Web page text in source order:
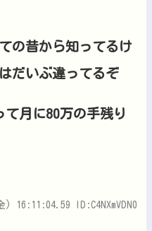
の昔から知ってるけ
だいぶ違ってるぞ
月に80万の手残り
) 16:11:04.59 ID:C4NXmVDN0